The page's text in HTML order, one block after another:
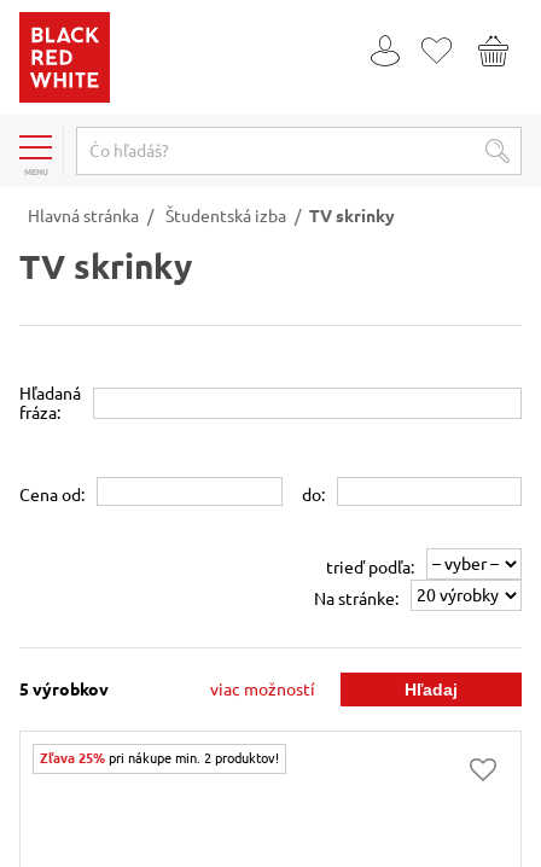
MENU
Hlavná stránka / Študentská izba / TV skrinky
TV skrinky
Hľadaná
fráza:
Cena od: do:
trieď podľa:
Na stránke:
5 výrobkov viac možností
Zľava 25% pri nákupe min. 2 produktov!